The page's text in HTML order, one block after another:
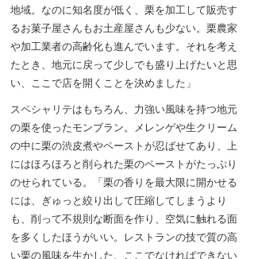
地域。なのに知名度が低く、栗を加工して販売す
るお菓子屋さんもお土産屋さんも少ない。栗農家
や加工業者の高齢化も進んでいます。それを考え
たとき、地元に戻って少しでも盛り上げたいと思
い、ここで店を開くことを決めました」
スペシャリテはもちろん、力強い風味を持つ地元
の栗を使ったモンブラン。メレンゲや生クリーム
の中に栗の渋皮煮やペーストが忍ばせてあり、上
にはほろほろと削られた栗のペーストがたっぷり
のせられている。「栗の香りを最大限に開かせる
には、ぎゅっと絞り出して圧縮してしまうより
も、削って不規則な断面を作り、空気に触れる面
を多くしたほうがいい。レストランの技で質の高
い栗の風味を生かした、ここでなければできない